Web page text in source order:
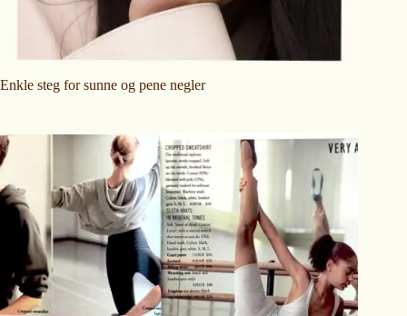
Enkle steg for sunne og pene negler